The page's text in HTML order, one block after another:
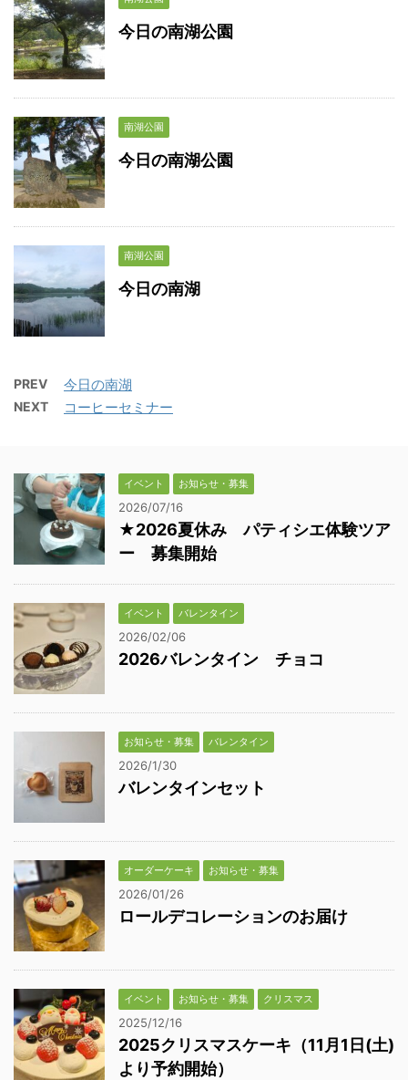
今日の南湖公園
南湖公園
今日の南湖公園
南湖公園
今日の南湖
PREV 今日の南湖
NEXT コーヒーセミナー
イベント お知らせ・募集
2026/07/16
★2026夏休み パティシエ体験ツア
ー 募集開始
イベント バレンタイン
2026/02/06
2026バレンタイン チョコ
お知らせ・募集 バレンタイン
2026/1/30
バレンタインセット
オーダーケーキ お知らせ・募集
2026/01/26
ロールデコレーションのお届け
イベント お知らせ・募集 クリスマス
2025/12/16
2025クリスマスケーキ（11月1日(土)
より予約開始）